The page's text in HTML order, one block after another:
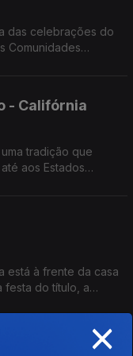
das celebrações do
Comunidades
- Califórnia
tradição que
aos Estados
está à frente da casa
festa do título, a
Índia ×